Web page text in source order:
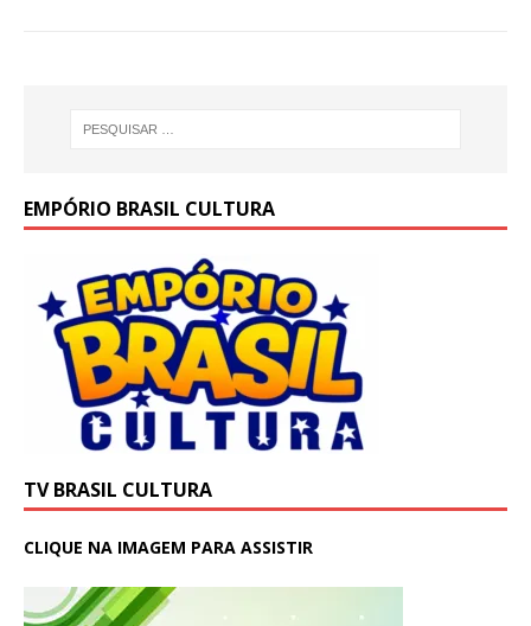
EMPÓRIO BRASIL CULTURA
TV BRASIL CULTURA
CLIQUE NA IMAGEM PARA ASSISTIR